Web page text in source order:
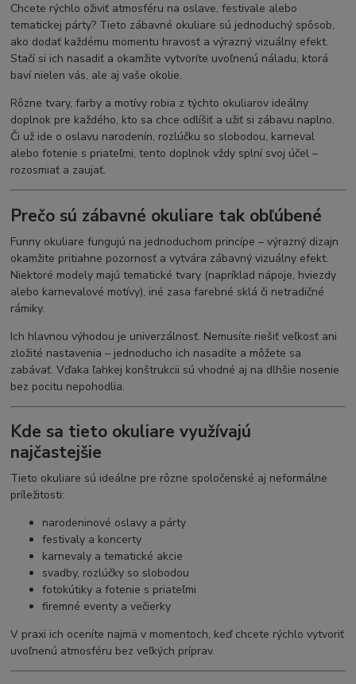
Chcete rýchlo oživiť atmosféru na oslave, festivale alebo
tematickej párty? Tieto zábavné okuliare sú jednoduchý spôsob,
ako dodať každému momentu hravosť a výrazný vizuálny efekt.
Stačí si ich nasadiť a okamžite vytvoríte uvoľnenú náladu, ktorá
baví nielen vás, ale aj vaše okolie.
Rôzne tvary, farby a motívy robia z týchto okuliarov ideálny
doplnok pre každého, kto sa chce odlíšiť a užiť si zábavu naplno.
Či už ide o oslavu narodenín, rozlúčku so slobodou, karneval
alebo fotenie s priateľmi, tento doplnok vždy splní svoj účel –
rozosmiať a zaujať.
Prečo sú zábavné okuliare tak obľúbené
Funny okuliare fungujú na jednoduchom princípe – výrazný dizajn
okamžite pritiahne pozornosť a vytvára zábavný vizuálny efekt.
Niektoré modely majú tematické tvary (napríklad nápoje, hviezdy
alebo karnevalové motívy), iné zasa farebné sklá či netradičné
rámiky.
Ich hlavnou výhodou je univerzálnosť. Nemusíte riešiť veľkosť ani
zložité nastavenia – jednoducho ich nasadíte a môžete sa
zabávať. Vďaka ľahkej konštrukcii sú vhodné aj na dlhšie nosenie
bez pocitu nepohodlia.
Kde sa tieto okuliare využívajú
najčastejšie
Tieto okuliare sú ideálne pre rôzne spoločenské aj neformálne
príležitosti:
narodeninové oslavy a párty
festivaly a koncerty
karnevaly a tematické akcie
svadby, rozlúčky so slobodou
fotokútiky a fotenie s priateľmi
firemné eventy a večierky
V praxi ich oceníte najmä v momentoch, keď chcete rýchlo vytvoriť
uvoľnenú atmosféru bez veľkých príprav.